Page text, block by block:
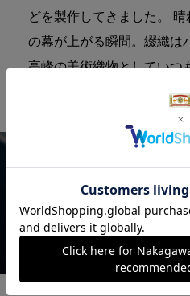
どを製作してきました。
の幕が上がる瞬間。綴織は
高峰の美術織物としていつ